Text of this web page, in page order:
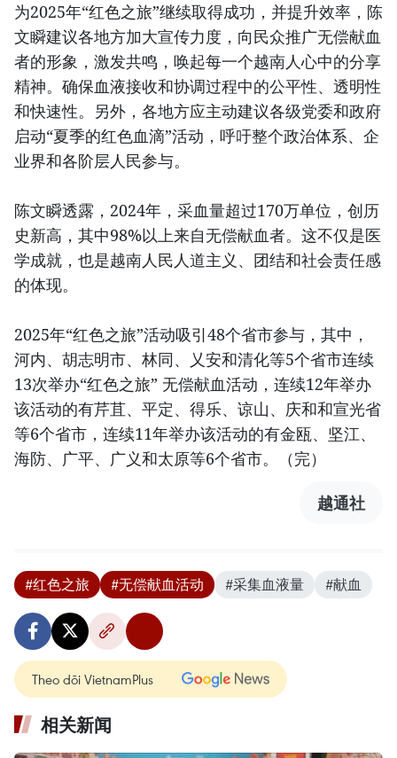
为2025年“红色之旅”继续取得成功，并提升效率，陈
文瞬建议各地方加大宣传力度，向民众推广无偿献血
者的形象，激发共鸣，唤起每一个越南人心中的分享
精神。确保血液接收和协调过程中的公平性、透明性
和快速性。另外，各地方应主动建议各级党委和政府
启动“夏季的红色血滴”活动，呼吁整个政治体系、企
业界和各阶层人民参与。
陈文瞬透露，2024年，采血量超过170万单位，创历
史新高，其中98%以上来自无偿献血者。这不仅是医
学成就，也是越南人民人道主义、团结和社会责任感
的体现。
2025年“红色之旅”活动吸引48个省市参与，其中，
河内、胡志明市、林同、乂安和清化等5个省市连续
13次举办“红色之旅” 无偿献血活动，连续12年举办
该活动的有芹苴、平定、得乐、谅山、庆和和宣光省
等6个省市，连续11年举办该活动的有金瓯、坚江、
海防、广平、广义和太原等6个省市。（完）
越通社
#红色之旅 #无偿献血活动 #采集血液量 #献血
Theo dõi VietnamPlus
相关新闻